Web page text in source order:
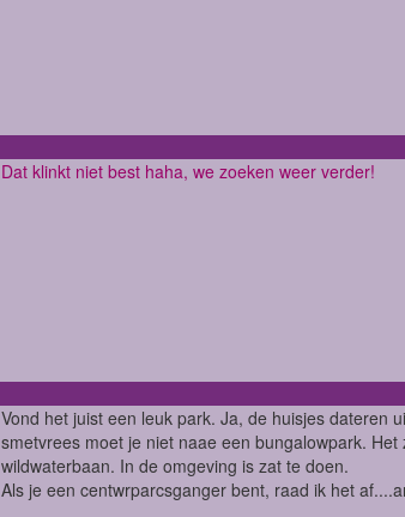
Dat klinkt niet best haha, we zoeken weer verder!
Vond het juist een leuk park. Ja, de huisjes dateren
smetvrees moet je niet naae een bungalowpark.
wildwaterbaan. In de omgeving is zat te doen.
Als je een centwrparcsganger bent, raad ik het